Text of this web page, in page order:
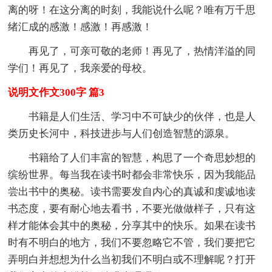
离的呀！在这分离的时刻，我能说什么呢？唯有万千思
绪汇成的感激！感激！再感激！
再见了，可亲可敬的老师！再见了，热情洋溢的同
学们！再见了，我亲爱的母校。
说明文作文300字 篇3
书籍是人们生活、学习中不可缺少的伙伴，也是人
类历史长河中，科技进步与人们创造智慧的源泉。
书籍给了人们丰富的智慧，构思了一个奇思妙想的
缤纷世界。每当我在读书时都会非常快乐，因为我能品
尝出书中的奥秘。读书需要发自内心的真诚和虔诚地读
书态度，要有耐心地去看书，不要光做做样子，只有这
样才能体会其中的奥秘，分享其中的快乐。如果在读书
时有不明白的地方，我们不要忽略它不管，我们要把它
弄明白并想想为什么当初我们不明白或不理解呢？打开